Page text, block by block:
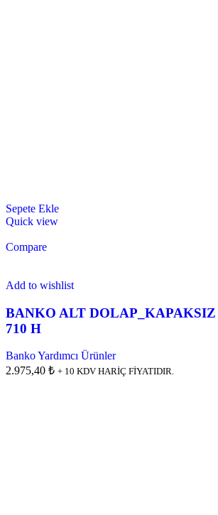
Sepete Ekle
Quick view
Compare
Add to wishlist
BANKO ALT DOLAP_KAPAKSIZ
710 H
Banko Yardımcı Ürünler
2.975,40 ₺ + 10 KDV HARİÇ FİYATIDIR.